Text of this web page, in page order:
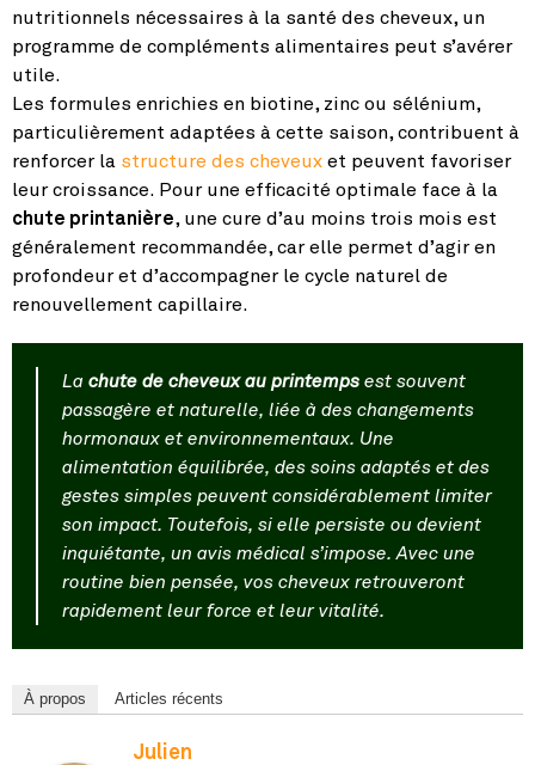
nutritionnels nécessaires à la santé des cheveux, un
programme de compléments alimentaires peut s’avérer
utile.
Les formules enrichies en biotine, zinc ou sélénium,
particulièrement adaptées à cette saison, contribuent à
renforcer la structure des cheveux et peuvent favoriser
leur croissance. Pour une efficacité optimale face à la
chute printanière, une cure d’au moins trois mois est
généralement recommandée, car elle permet d’agir en
profondeur et d’accompagner le cycle naturel de
renouvellement capillaire.
La chute de cheveux au printemps est souvent
passagère et naturelle, liée à des changements
hormonaux et environnementaux. Une
alimentation équilibrée, des soins adaptés et des
gestes simples peuvent considérablement limiter
son impact. Toutefois, si elle persiste ou devient
inquiétante, un avis médical s’impose. Avec une
routine bien pensée, vos cheveux retrouveront
rapidement leur force et leur vitalité.
À propos Articles récents
Julien